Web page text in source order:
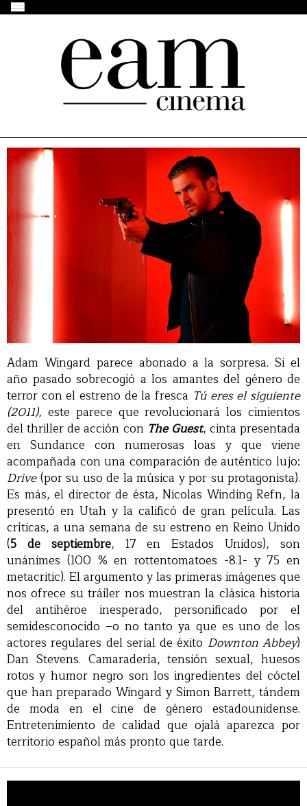
Adam Wingard parece abonado a la sorpresa. Si el
año pasado sobrecogió a los amantes del género de
terror con el estreno de la fresca Tú eres el siguiente
(2011), este parece que revolucionará los cimientos
del thriller de acción con The Guest, cinta presentada
en Sundance con numerosas loas y que viene
acompañada con una comparación de auténtico lujo:
Drive(por su uso de la música y por su protagonista).
Es más, el director de ésta, Nicolas Winding Refn, la
presentó en Utah y la calificó de gran película. Las
críticas, a una semana de su estreno en Reino Unido
(5 de septiembre, 17 en Estados Unidos), son
unánimes (100 % en rottentomatoes -8.1- y 75 en
metacritic). El argumento y las primeras imágenes que
nos ofrece su tráiler nos muestran la clásica historia
del antihéroe inesperado, personificado por el
semidesconocido –o no tanto ya que es uno de los
actores regulares del serial de éxito Downton Abbey)
Dan Stevens. Camaradería, tensión sexual, huesos
rotos y humor negro son los ingredientes del cóctel
que han preparado Wingard y Simon Barrett, tándem
de moda en el cine de género estadounidense.
Entretenimiento de calidad que ojalá aparezca por
territorio español más pronto que tarde.